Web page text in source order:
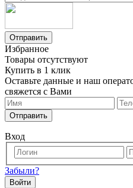
Отправить
Избранное
Товары отсутствуют
Купить в 1 клик
Оставьте данные и наш
свяжется с Вами
Отправить
Вход
Забыли?
Войти